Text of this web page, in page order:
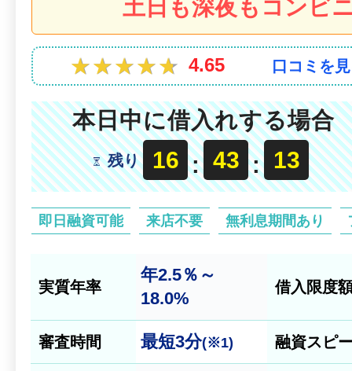
土日も深夜もコンビ
★★★★★
★★★★★ 4.65 口コミを
本日中に借入れする場合
残り 16 : 43 : 11
即日融資可能 来店不要 無利息期間あり
実質年率
年2.5％～
18.0%
借入限度
審査時間 最短3分(※1) 融資スピ